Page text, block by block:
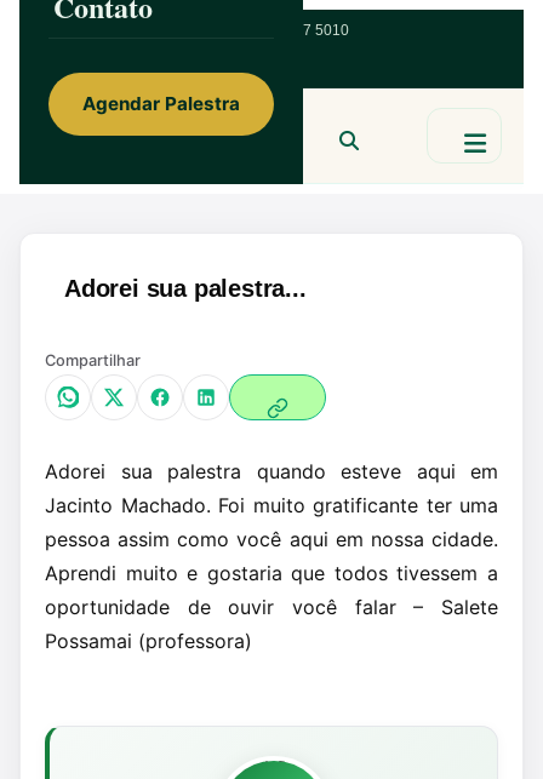
47 9 9967 5010
Ainor Lotério
Agendar Palestra
Adorei sua palestra...
Compartilhar
Adorei sua palestra quando esteve aqui em
Jacinto Machado. Foi muito gratificante ter uma
pessoa assim como você aqui em nossa cidade.
Aprendi muito e gostaria que todos tivessem a
oportunidade de ouvir você falar – Salete
Possamai (professora)